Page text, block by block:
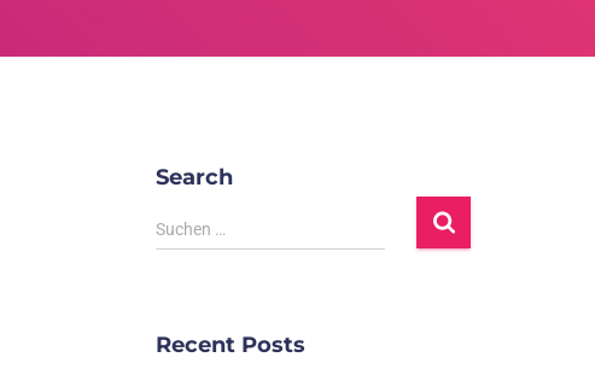
Search
Suchen …
Recent Posts